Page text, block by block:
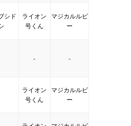
シド
ライオン
号くん
マジカルルビ
ー
- -
ライオン
号くん
マジカルルビ
ー